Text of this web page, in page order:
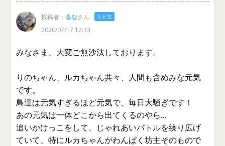
投稿者： るなさん トピ主
2020/07/17 12:33
みなさま、大変ご無沙汰しております。
りのちゃん、ルカちゃん共々、人間も含めみな元気
です。
鳥達は元気すぎるほど元気で、毎日大騒ぎです！
あの元気は一体どこから出てくるのやら…
追いかけっこをして、じゃれあいバトルを繰り広げ
ていて、特にルカちゃんがわんぱく坊主そのもので